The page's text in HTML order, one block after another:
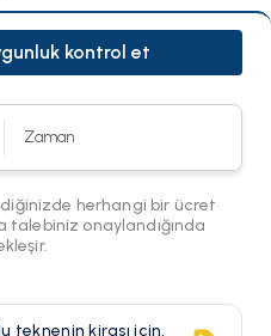
kontrol et
Zaman
herhangi bir ücret
talebiniz onaylandığında
teknenin kirası için,